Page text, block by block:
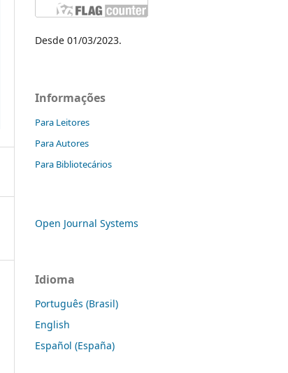
Desde 01/03/2023.
Informações
Para Leitores
Para Autores
Para Bibliotecários
Open Journal Systems
Idioma
Português (Brasil)
English
Español (España)